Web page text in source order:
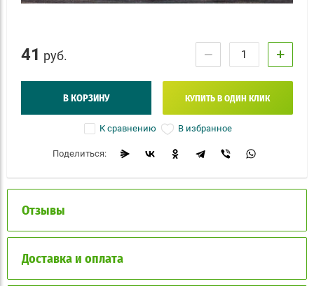
41 руб. − +
В КОРЗИНУ КУПИТЬ В ОДИН КЛИК
К сравнению В избранное
Поделиться:
Отзывы
Доставка и оплата